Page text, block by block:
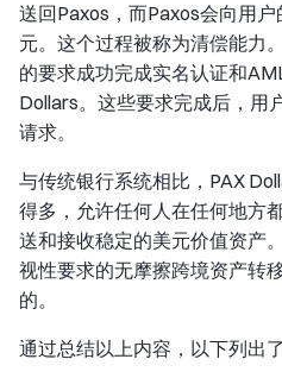
送回Paxos，而Paxos会向用
元。这个过程被称为清偿能力
的要求成功完成实名认证和
Dollars。这些要求完成后，用
请求。
与传统银行系统相比，PAX
得多，允许任何人在任何地方
送和接收稳定的美元价值资产
视性要求的无摩擦跨境资产转
的。
通过总结以上内容，以下列出